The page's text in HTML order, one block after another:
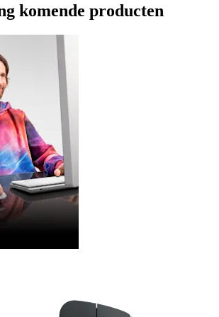
komende producten